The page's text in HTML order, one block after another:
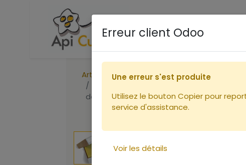
Accueil Boutique
Articles
de mâles
Erreur client Odoo
Une erreur s'est produite
Utilisez le bouton Copier pour
service d'assistance.
Voir les détails